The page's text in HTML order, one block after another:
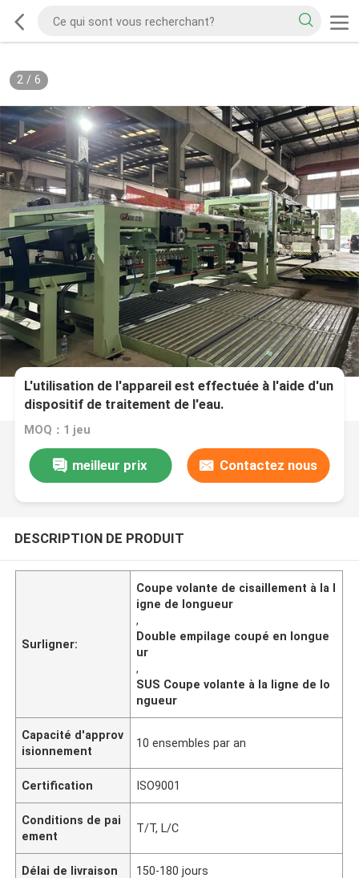
2/ 6
L'utilisation de l'appareil est effectuée à l'aide d'un
dispositif de traitement de l'eau.
MOQ：1 jeu
meilleur prix Contactez nous
DESCRIPTION DE PRODUIT
Surligner:
Coupe volante de cisaillement à la l
igne de longueur
,
Double empilage coupé en longue
ur
,
SUS Coupe volante à la ligne de lo
ngueur
Capacité d'approv
isionnement
10 ensembles par an
Certification ISO9001
Conditions de pai
ement
T/T, L/C
Délai de livraison 150-180 jours